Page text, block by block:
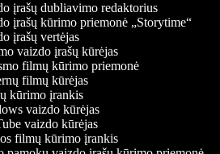
įrašų dubliavimo redaktorius
įrašų kūrimo priemonė „Storytime“
įrašų vertėjas
vaizdo įrašų kūrėjas
filmų kūrimo priemonė
filmų kūrėjas
kūrimo įrankis
vaizdo kūrėjas
vaizdo kūrėjas
filmų kūrimo įrankis